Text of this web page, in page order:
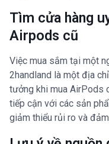
Tìm cửa hàng
Airpods cũ
Việc mua sắm tại một
2handland là một địa
tưởng khi mua AirPods
tiếp cận với các sản
giảm thiểu rủi ro và